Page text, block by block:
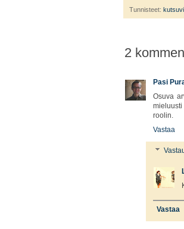
Tunnisteet:
2
Pasi
Osuva
roolin.
Vastaa
Vastaa